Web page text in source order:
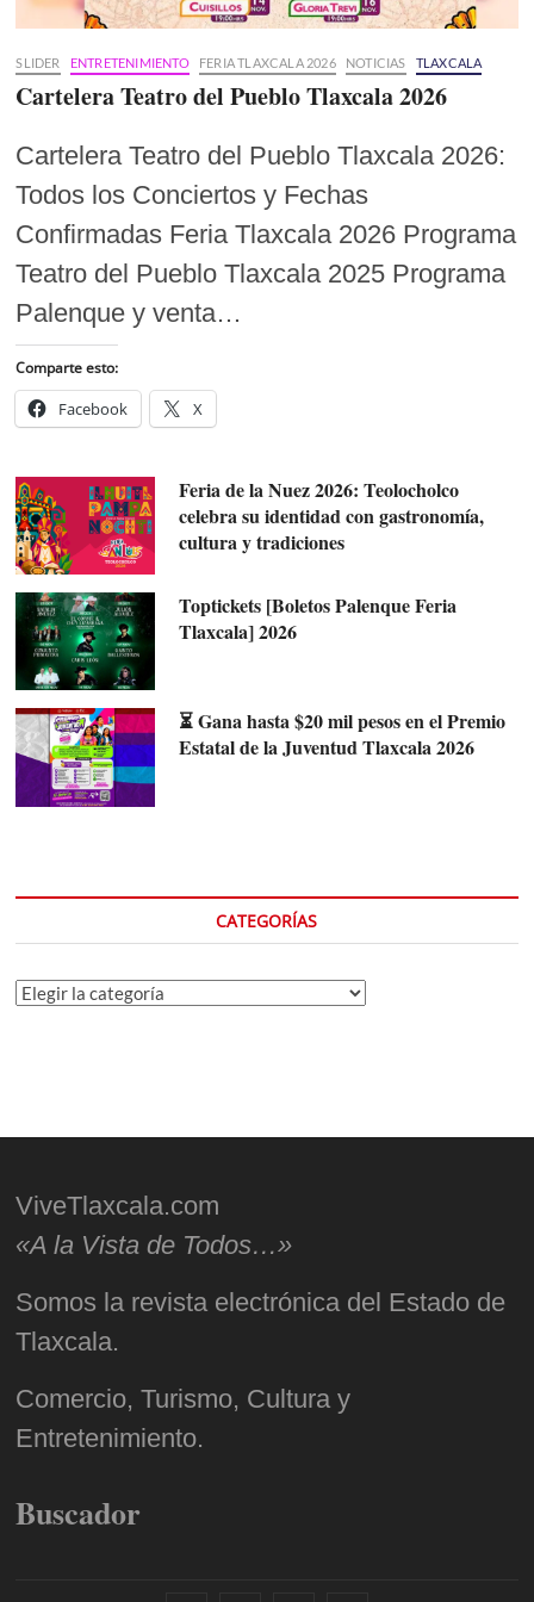
SLIDER ENTRETENIMIENTO FERIA TLAXCALA 2026 NOTICIAS TLAXCALA
Cartelera Teatro del Pueblo Tlaxcala 2026
Cartelera Teatro del Pueblo Tlaxcala 2026:
Todos los Conciertos y Fechas
Confirmadas Feria Tlaxcala 2026 Programa
Teatro del Pueblo Tlaxcala 2025 Programa
Palenque y venta…
Comparte esto:
Facebook X
Feria de la Nuez 2026: Teolocholco
celebra su identidad con gastronomía,
cultura y tradiciones
Toptickets [Boletos Palenque Feria
Tlaxcala] 2026
⏳ Gana hasta $20 mil pesos en el Premio
Estatal de la Juventud Tlaxcala 2026
CATEGORÍAS
Categorías
ViveTlaxcala.com
«A la Vista de Todos…»
Somos la revista electrónica del Estado de
Tlaxcala.
Comercio, Turismo, Cultura y
Entretenimiento.
Buscador